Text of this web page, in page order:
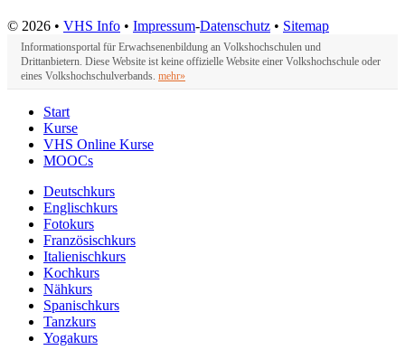
© 2026 • VHS Info • Impressum-Datenschutz • Sitemap
Informationsportal für Erwachsenenbildung an Volkshochschulen und
Drittanbietern. Diese Website ist keine offizielle Website einer Volkshochschule oder
eines Volkshochschulverbands. mehr»
Start
Kurse
VHS Online Kurse
MOOCs
Deutschkurs
Englischkurs
Fotokurs
Französischkurs
Italienischkurs
Kochkurs
Nähkurs
Spanischkurs
Tanzkurs
Yogakurs